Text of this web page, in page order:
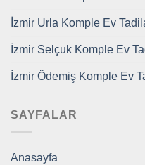
İzmir Urla Komple Ev
İzmir Selçuk Komple Ev
İzmir Ödemiş Komple Ev
SAYFALAR
Anasayfa